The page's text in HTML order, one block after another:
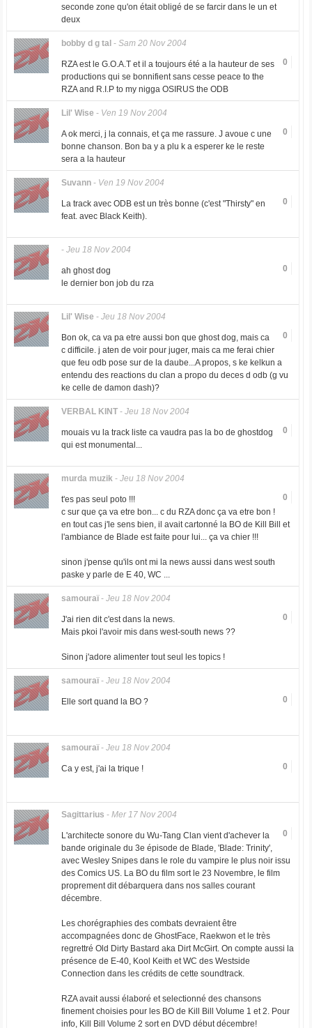
seconde zone qu'on était obligé de se farcir dans le un et
deux
bobby d g tal - Sam 20 Nov 2004
0
RZA est le G.O.A.T et il a toujours été a la hauteur de ses
productions qui se bonnifient sans cesse peace to the
RZA and R.I.P to my nigga OSIRUS the ODB
Lil' Wise - Ven 19 Nov 2004
0
A ok merci, j la connais, et ça me rassure. J avoue c une
bonne chanson. Bon ba y a plu k a esperer ke le reste
sera a la hauteur
Suvann- Ven 19 Nov 2004
0
La track avec ODB est un très bonne (c'est "Thirsty" en
feat. avec Black Keith).
- Jeu 18 Nov 2004
0
ah ghost dog
le dernier bon job du rza
Lil' Wise - Jeu 18 Nov 2004
0
Bon ok, ca va pa etre aussi bon que ghost dog, mais ca
c difficile. j aten de voir pour juger, mais ca me ferai chier
que feu odb pose sur de la daube...A propos, s ke kelkun a
entendu des reactions du clan a propo du deces d odb (g vu
ke celle de damon dash)?
VERBAL KINT- Jeu 18 Nov 2004
0
mouais vu la track liste ca vaudra pas la bo de ghostdog
qui est monumental...
murda muzik- Jeu 18 Nov 2004
0
t'es pas seul poto !!!
c sur que ça va etre bon... c du RZA donc ça va etre bon !
en tout cas j'le sens bien, il avait cartonné la BO de Kill Bill et
l'ambiance de Blade est faite pour lui... ça va chier !!!
sinon j'pense qu'ils ont mi la news aussi dans west south
paske y parle de E 40, WC ...
samouraï- Jeu 18 Nov 2004
0
J'ai rien dit c'est dans la news.
Mais pkoi l'avoir mis dans west-south news ??
Sinon j'adore alimenter tout seul les topics !
samouraï- Jeu 18 Nov 2004
0
Elle sort quand la BO ?
samouraï- Jeu 18 Nov 2004
0
Ca y est, j'ai la trique !
Sagittarius - Mer 17 Nov 2004
0
L'architecte sonore du Wu-Tang Clan vient d'achever la
bande originale du 3e épisode de Blade, 'Blade: Trinity',
avec Wesley Snipes dans le role du vampire le plus noir issu
des Comics US. La BO du film sort le 23 Novembre, le film
proprement dit débarquera dans nos salles courant
décembre.
Les chorégraphies des combats devraient être
accompagnées donc de GhostFace, Raekwon et le très
regrettré Old Dirty Bastard aka Dirt McGirt. On compte aussi la
présence de E-40, Kool Keith et WC des Westside
Connection dans les crédits de cette soundtrack.
RZA avait aussi élaboré et selectionné des chansons
finement choisies pour les BO de Kill Bill Volume 1 et 2. Pour
info, Kill Bill Volume 2 sort en DVD début décembre!